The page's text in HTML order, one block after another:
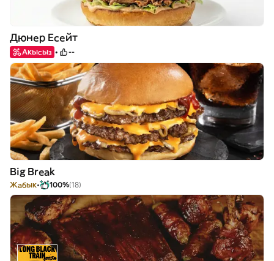
Дюнер Есейт
Акысыз --
Big Break
Жабык 100%(18)